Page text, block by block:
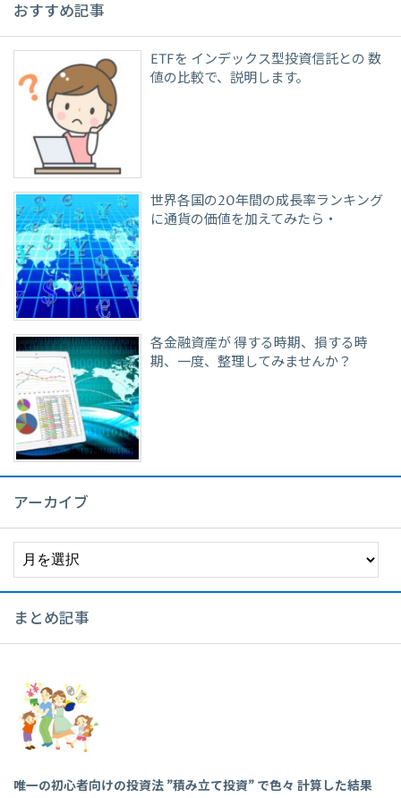
おすすめ記事
ETFを インデックス型投資信託との 数
値の比較で、説明します。
世界各国の20年間の成長率ランキング
に通貨の価値を加えてみたら・
各金融資産が 得する時期、損する時
期、一度、整理してみませんか？
アーカイブ
まとめ記事
唯一の初心者向けの投資法 ”積み立て投資” で色々 計算した結果